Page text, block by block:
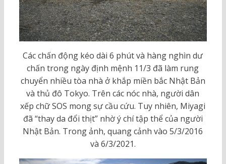
Các chấn động kéo dài 6 phút và hàng nghìn dư
chấn trong ngày định mệnh 11/3 đã làm rung
chuyển nhiều tòa nhà ở khắp miền bắc Nhật Bản
và thủ đô Tokyo. Trên các nóc nhà, người dân
xếp chữ SOS mong sự cầu cứu. Tuy nhiên, Miyagi
đã “thay da đổi thịt” nhờ ý chí tập thể của người
Nhật Bản. Trong ảnh, quang cảnh vào 5/3/2016
và 6/3/2021.